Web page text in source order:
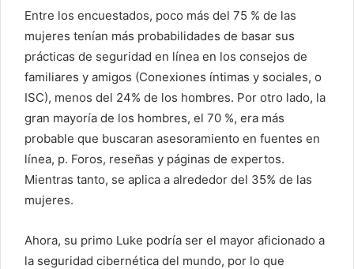
Entre los encuestados, poco más del 75 % de las
mujeres tenían más probabilidades de basar sus
prácticas de seguridad en línea en los consejos de
familiares y amigos (Conexiones íntimas y sociales, o
ISC), menos del 24% de los hombres. Por otro lado, la
gran mayoría de los hombres, el 70 %, era más
probable que buscaran asesoramiento en fuentes en
línea, p. Foros, reseñas y páginas de expertos.
Mientras tanto, se aplica a alrededor del 35% de las
mujeres.
Ahora, su primo Luke podría ser el mayor aficionado a
la seguridad cibernética del mundo, por lo que